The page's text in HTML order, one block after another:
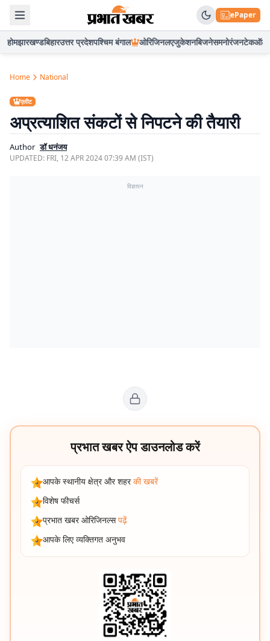
ePaper
होमझारखण्डबिहारउत्तर प्रदेशपश्चिम बंगाल ओरिजिनलएजुकेशनबिजनेसमनोरंजनटेकऑटो
Home National
एलीट
अप्रत्याशित संकटों से निपटने की तैयारी
Author डॉ धनंजय
UPDATED: FRI, 12 APR 2024 07:39 AM (IST)
विज्ञापन
प्रभात खबर ऐप डाउनलोड करें
आपके स्थानीय क्षेत्र और शहर की खबरें
विशेष फीचर्स
प्रभात खबर ओरिजिनल्स पढ़ें
आपके लिए व्यक्तिगत अनुभव